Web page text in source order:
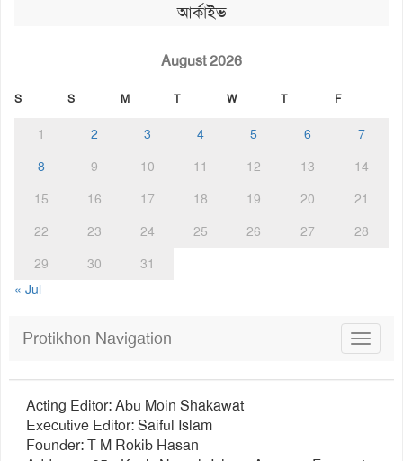
আর্কাইভ
August 2026
S S M T W T F
1 2 3 4 5 6
7
8
9 10 11 12 13
14
15
16 17 18 19 20
21
22
23 24 25 26 27
28
29
30
31
« Jul
Toggle
Protikhon Navigation
Acting Editor: Abu Moin Shakawat
Executive Editor: Saiful Islam
Founder: T M Rokib Hasan